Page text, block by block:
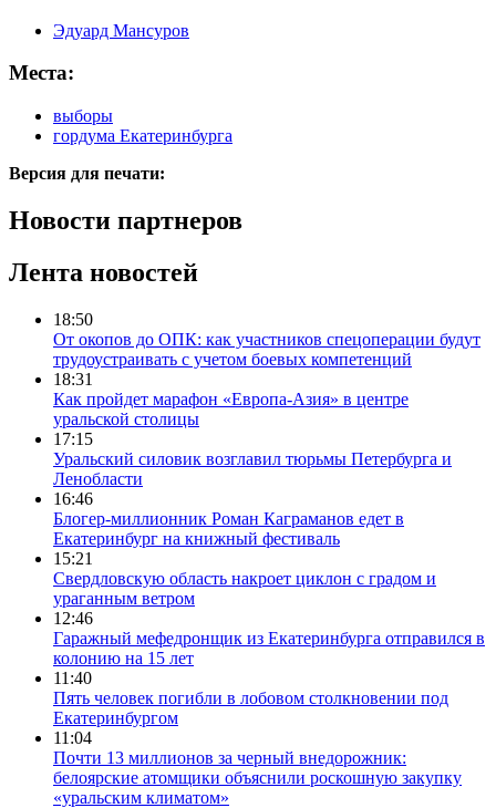
Эдуард Мансуров
Места:
выборы
гордума Екатеринбурга
Версия для печати:
Новости партнеров
Лента новостей
18:50
От окопов до ОПК: как участников спецоперации будут
трудоустраивать с учетом боевых компетенций
18:31
Как пройдет марафон «Европа-Азия» в центре
уральской столицы
17:15
Уральский силовик возглавил тюрьмы Петербурга и
Ленобласти
16:46
Блогер-миллионник Роман Каграманов едет в
Екатеринбург на книжный фестиваль
15:21
Свердловскую область накроет циклон с градом и
ураганным ветром
12:46
Гаражный мефедронщик из Екатеринбурга отправился в
колонию на 15 лет
11:40
Пять человек погибли в лобовом столкновении под
Екатеринбургом
11:04
Почти 13 миллионов за черный внедорожник:
белоярские атомщики объяснили роскошную закупку
«уральским климатом»